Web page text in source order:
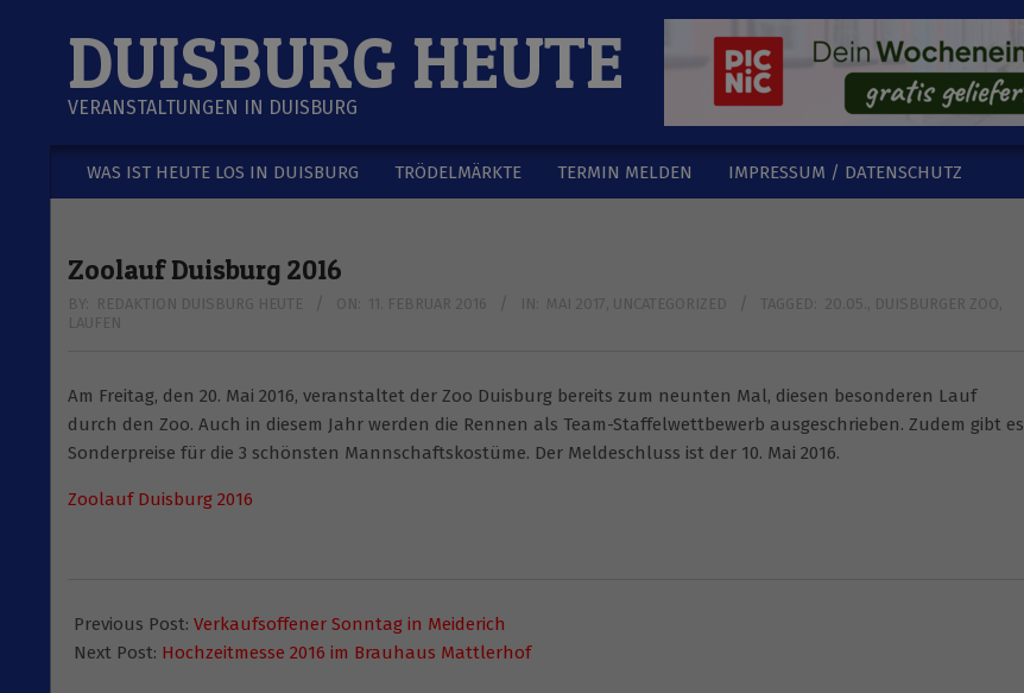
DUISBURG HEUTE
VERANSTALTUNGEN IN DUISBURG
Secondary
WAS IST HEUTE LOS IN DUISBURG TRÖDELMÄRKTE TERMIN MELDEN IMPRESSUM / DATENSCHUTZ
Zoolauf Duisburg 2016
BY: REDAKTION DUISBURG HEUTE ON: 11. FEBRUAR 2016 IN: MAI 2017 UNCATEGORIZED TAGGED: 20.05. DUISBURGER ZOO
LAUFEN
Am Freitag, den 20. Mai 2016, veranstaltet der Zoo Duisburg bereits zum neunten Mal, diesen besonderen Lauf
durch den Zoo. Auch in diesem Jahr werden die Rennen als Team-Staffelwettbewerb ausgeschrieben. Zudem gibt es
Sonderpreise für die 3 schönsten Mannschaftskostüme. Der Meldeschluss ist der 10. Mai 2016.
Zoolauf Duisburg 2016
02-
11
Previous Post: Verkaufsoffener Sonntag in Meiderich
Next Post: Hochzeitmesse 2016 im Brauhaus Mattlerhof